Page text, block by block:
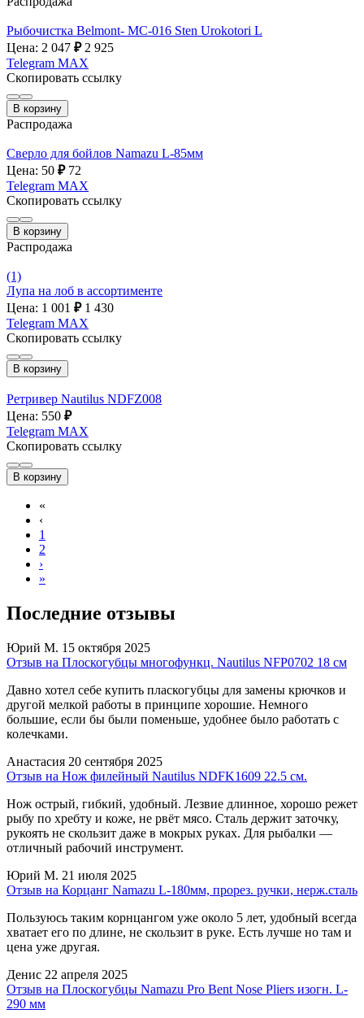
Рыбочистка Belmont- MC-016 Sten Urokotori L
Цена: 2 047 ₽ 2 925
Telegram MAX
Скопировать ссылку
В корзину
Распродажа
Сверло для бойлов Namazu L-85мм
Цена: 50 ₽ 72
Telegram MAX
Скопировать ссылку
В корзину
Распродажа
(1)
Лупа на лоб в ассортименте
Цена: 1 001 ₽ 1 430
Telegram MAX
Скопировать ссылку
В корзину
Ретривер Nautilus NDFZ008
Цена: 550 ₽
Telegram MAX
Скопировать ссылку
В корзину
«
‹
1
2
›
»
Последние отзывы
Юрий М. 15 октября 2025
Отзыв на Плоскогубцы многофункц. Nautilus NFP0702 18 см
Давно хотел себе купить пласкогубцы для замены крючков и
другой мелкой работы в принципе хорошие. Немного
большие, если бы были поменьше, удобнее было работать с
колечками.
Анастасия 20 сентября 2025
Отзыв на Нож филейный Nautilus NDFK1609 22.5 см.
Нож острый, гибкий, удобный. Лезвие длинное, хорошо режет
рыбу по хребту и коже, не рвёт мясо. Сталь держит заточку,
рукоять не скользит даже в мокрых руках. Для рыбалки —
отличный рабочий инструмент.
Юрий М. 21 июля 2025
Отзыв на Корцанг Namazu L-180мм, прорез. ручки, нерж.сталь
Пользуюсь таким корнцангом уже около 5 лет, удобный всегда
хватает его по длине, не скользит в руке. Есть лучше но там и
цена уже другая.
Денис 22 апреля 2025
Отзыв на Плоскогубцы Namazu Pro Bent Nose Pliers изогн. L-
290 мм